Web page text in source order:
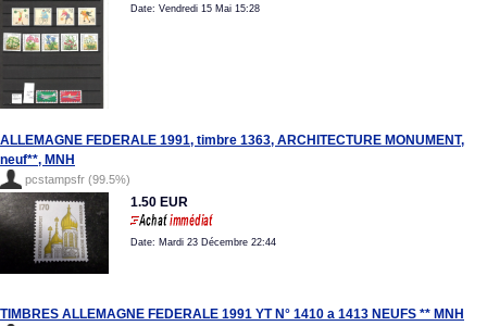
Date: Vendredi 15 Mai 15:28
ALLEMAGNE FEDERALE 1991, timbre 1363, ARCHITECTURE MONUMENT,
neuf**, MNH
pcstampsfr (99.5%)
1.50 EUR
Date: Mardi 23 Décembre 22:44
TIMBRES ALLEMAGNE FEDERALE 1991 YT N° 1410 a 1413 NEUFS ** MNH